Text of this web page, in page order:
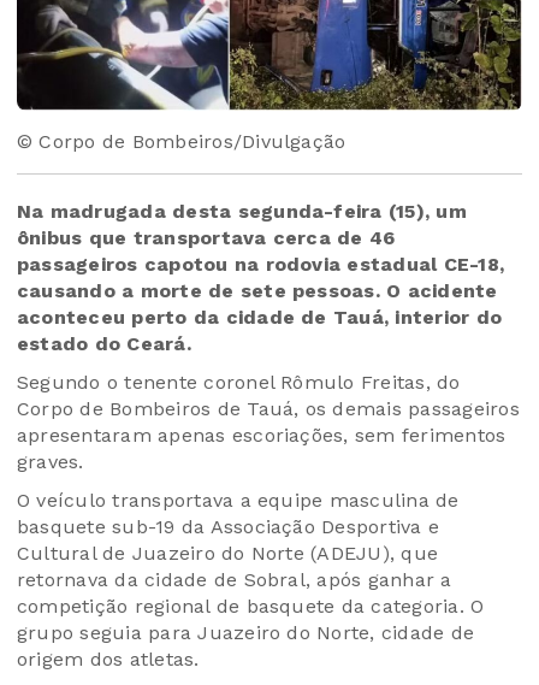
© Corpo de Bombeiros/Divulgação
Na madrugada desta segunda-feira (15), um
ônibus que transportava cerca de 46
passageiros capotou na rodovia estadual CE-18,
causando a morte de sete pessoas. O acidente
aconteceu perto da cidade de Tauá, interior do
estado do Ceará.
Segundo o tenente coronel Rômulo Freitas, do
Corpo de Bombeiros de Tauá, os demais passageiros
apresentaram apenas escoriações, sem ferimentos
graves.
O veículo transportava a equipe masculina de
basquete sub-19 da Associação Desportiva e
Cultural de Juazeiro do Norte (ADEJU), que
retornava da cidade de Sobral, após ganhar a
competição regional de basquete da categoria. O
grupo seguia para Juazeiro do Norte, cidade de
origem dos atletas.